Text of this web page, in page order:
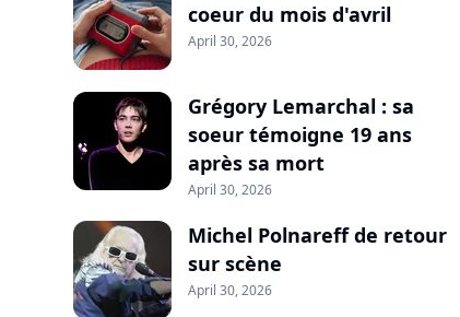
coeur du mois d'avril
April 30, 2026
Grégory Lemarchal : sa
soeur témoigne 19 ans
après sa mort
April 30, 2026
Michel Polnareff de retour
sur scène
April 30, 2026